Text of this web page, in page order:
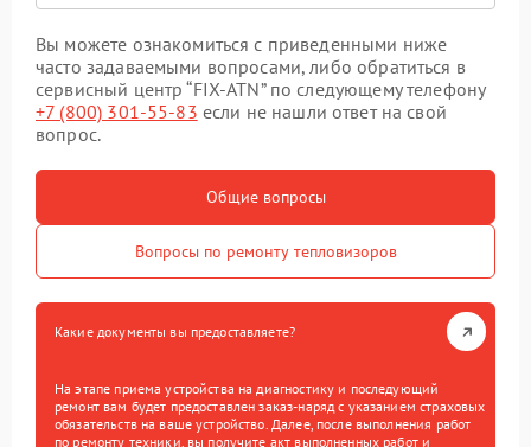
Вы можете ознакомиться с приведенными ниже
часто задаваемыми вопросами, либо обратиться в
сервисный центр “FIX-ATN” по следующему телефону
+7 (800) 301-55-83 если не нашли ответ на свой
вопрос.
Общие вопросы
Вопросы по ремонту тепловизоров
Какие документы вы предоставляете?
На этапе приема устройства на диагностику и последующий
ремонт вам будет предоставлен заказ-наряд с указанием страховых
обязательств на ваше устройство. Далее, после выполнения работ
по ремонту техники, вы получите акт выполненных работ и